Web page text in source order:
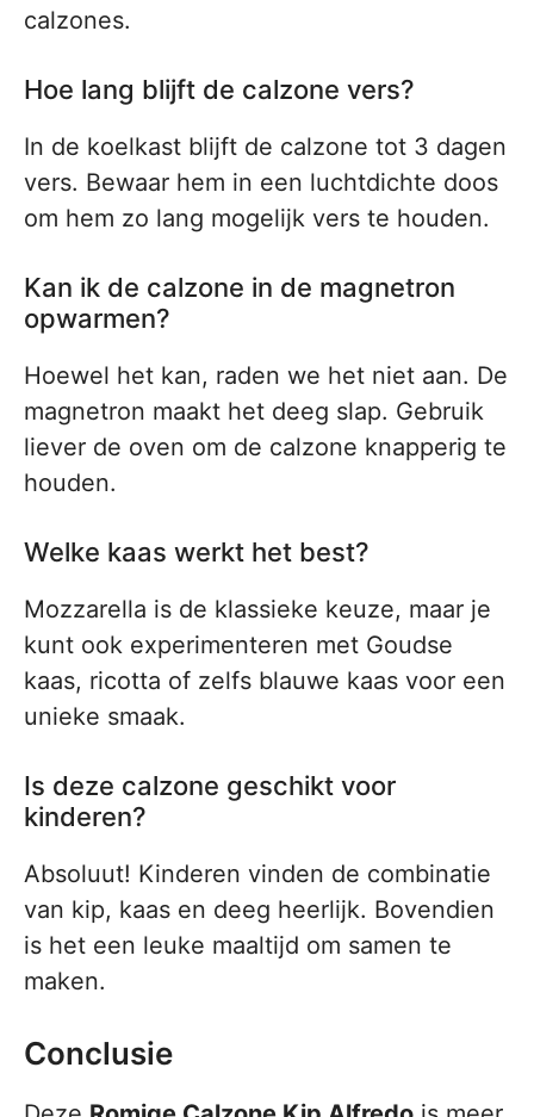
calzones.
Hoe lang blijft de calzone vers?
In de koelkast blijft de calzone tot 3 dagen
vers. Bewaar hem in een luchtdichte doos
om hem zo lang mogelijk vers te houden.
Kan ik de calzone in de magnetron
opwarmen?
Hoewel het kan, raden we het niet aan. De
magnetron maakt het deeg slap. Gebruik
liever de oven om de calzone knapperig te
houden.
Welke kaas werkt het best?
Mozzarella is de klassieke keuze, maar je
kunt ook experimenteren met Goudse
kaas, ricotta of zelfs blauwe kaas voor een
unieke smaak.
Is deze calzone geschikt voor
kinderen?
Absoluut! Kinderen vinden de combinatie
van kip, kaas en deeg heerlijk. Bovendien
is het een leuke maaltijd om samen te
maken.
Conclusie